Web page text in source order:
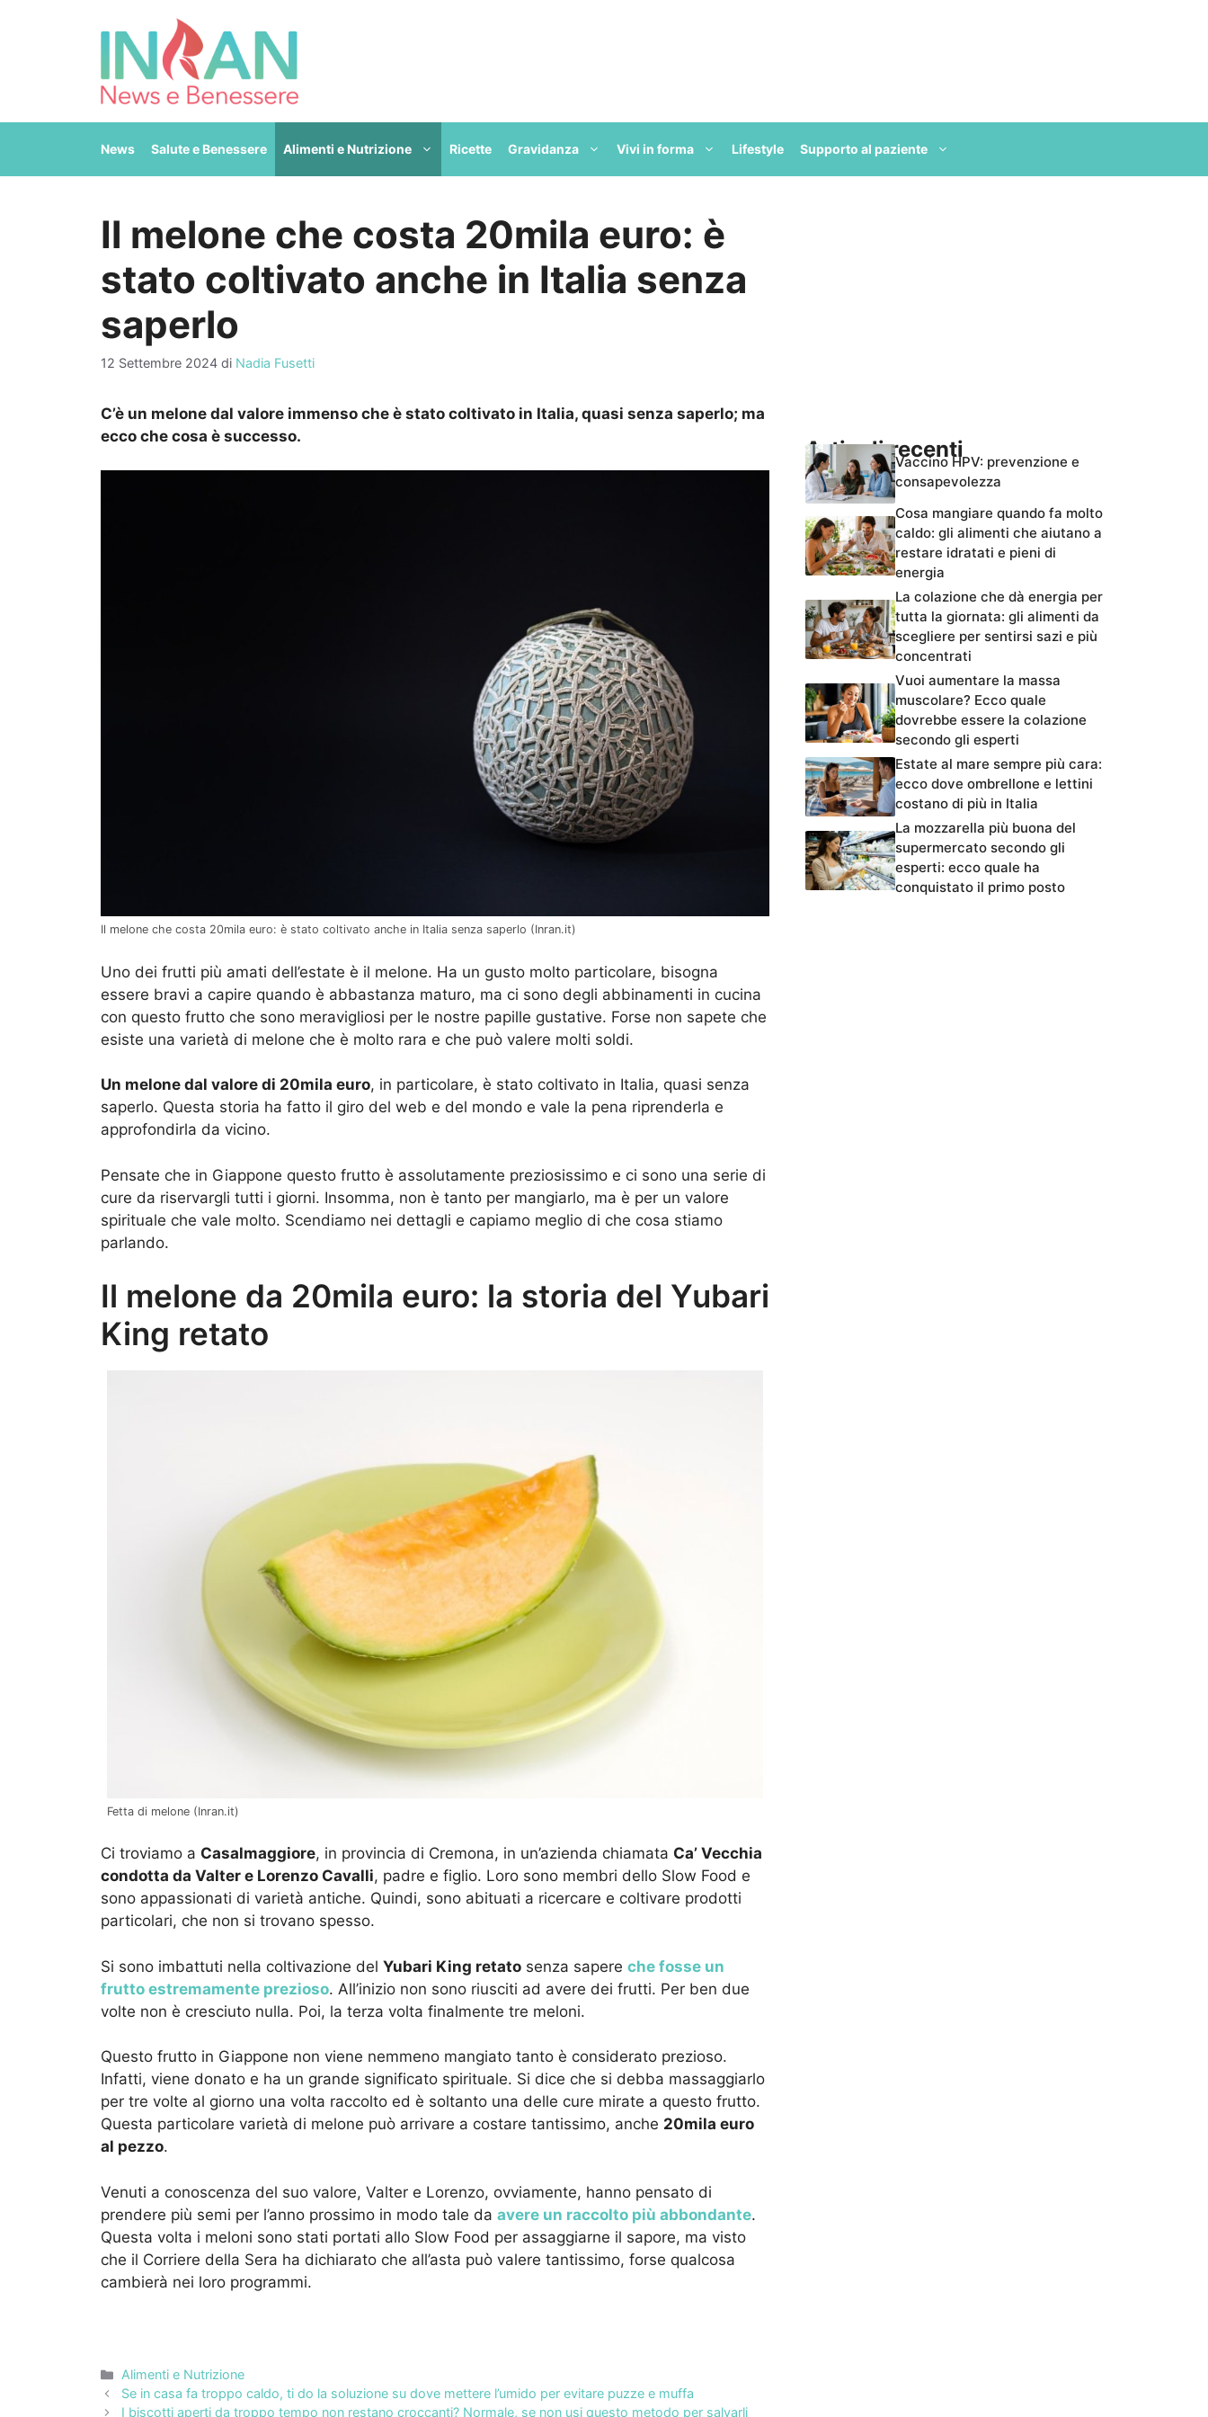
News Salute e Benessere Alimenti e Nutrizione Ricette Gravidanza Vivi in forma Lifestyle Supporto al paziente
Il melone che costa 20mila euro: è
stato coltivato anche in Italia senza
saperlo
12 Settembre 2024 di Nadia Fusetti
C’è un melone dal valore immenso che è stato coltivato in Italia, quasi senza saperlo; ma
ecco che cosa è successo.
Il melone che costa 20mila euro: è stato coltivato anche in Italia senza saperlo (Inran.it)
Uno dei frutti più amati dell’estate è il melone. Ha un gusto molto particolare, bisogna
essere bravi a capire quando è abbastanza maturo, ma ci sono degli abbinamenti in cucina
con questo frutto che sono meravigliosi per le nostre papille gustative. Forse non sapete che
esiste una varietà di melone che è molto rara e che può valere molti soldi.
Un melone dal valore di 20mila euro, in particolare, è stato coltivato in Italia, quasi senza
saperlo. Questa storia ha fatto il giro del web e del mondo e vale la pena riprenderla e
approfondirla da vicino.
Pensate che in Giappone questo frutto è assolutamente preziosissimo e ci sono una serie di
cure da riservargli tutti i giorni. Insomma, non è tanto per mangiarlo, ma è per un valore
spirituale che vale molto. Scendiamo nei dettagli e capiamo meglio di che cosa stiamo
parlando.
Il melone da 20mila euro: la storia del Yubari
King retato
Fetta di melone (Inran.it)
Ci troviamo a Casalmaggiore, in provincia di Cremona, in un’azienda chiamata Ca’ Vecchia
condotta da Valter e Lorenzo Cavalli, padre e figlio. Loro sono membri dello Slow Food e
sono appassionati di varietà antiche. Quindi, sono abituati a ricercare e coltivare prodotti
particolari, che non si trovano spesso.
Si sono imbattuti nella coltivazione del Yubari King retato senza sapere che fosse un
frutto estremamente prezioso. All’inizio non sono riusciti ad avere dei frutti. Per ben due
volte non è cresciuto nulla. Poi, la terza volta finalmente tre meloni.
Questo frutto in Giappone non viene nemmeno mangiato tanto è considerato prezioso.
Infatti, viene donato e ha un grande significato spirituale. Si dice che si debba massaggiarlo
per tre volte al giorno una volta raccolto ed è soltanto una delle cure mirate a questo frutto.
Questa particolare varietà di melone può arrivare a costare tantissimo, anche 20mila euro
al pezzo.
Venuti a conoscenza del suo valore, Valter e Lorenzo, ovviamente, hanno pensato di
prendere più semi per l’anno prossimo in modo tale da avere un raccolto più abbondante.
Questa volta i meloni sono stati portati allo Slow Food per assaggiarne il sapore, ma visto
che il Corriere della Sera ha dichiarato che all’asta può valere tantissimo, forse qualcosa
cambierà nei loro programmi.
Categorie
Alimenti e Nutrizione
Se in casa fa troppo caldo, ti do la soluzione su dove mettere l’umido per evitare puzze e muffa
I biscotti aperti da troppo tempo non restano croccanti? Normale, se non usi questo metodo per salvarli
Articoli recentiVaccino HPV: prevenzione e
consapevolezza
Cosa mangiare quando fa molto
caldo: gli alimenti che aiutano a
restare idratati e pieni di
energia
La colazione che dà energia per
tutta la giornata: gli alimenti da
scegliere per sentirsi sazi e più
concentrati
Vuoi aumentare la massa
muscolare? Ecco quale
dovrebbe essere la colazione
secondo gli esperti
Estate al mare sempre più cara:
ecco dove ombrellone e lettini
costano di più in Italia
La mozzarella più buona del
supermercato secondo gli
esperti: ecco quale ha
conquistato il primo posto